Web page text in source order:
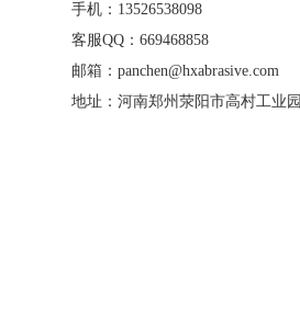
手机：13526538098
客服QQ：669468858
邮箱：panchen@hxabrasive.com
地址：河南郑州荥阳市高村工业园